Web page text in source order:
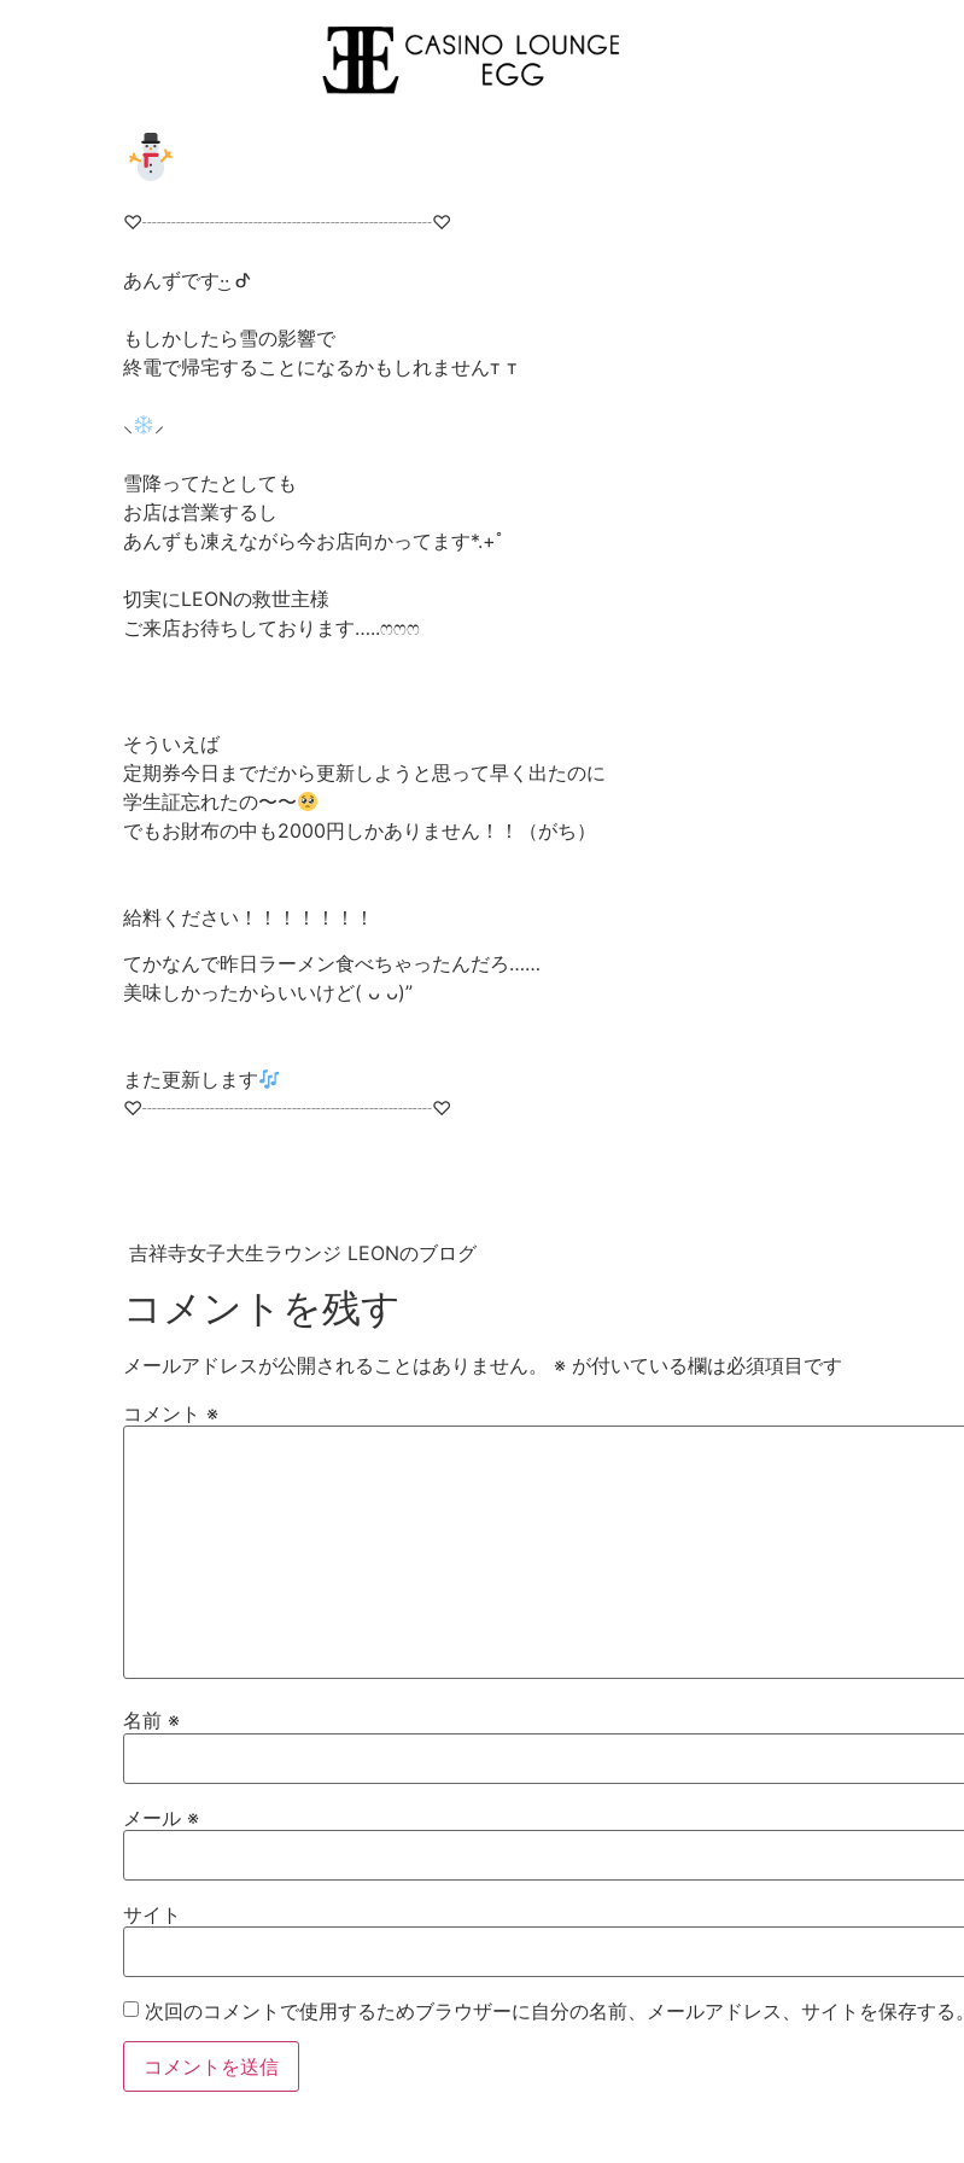
♡┈┈┈┈┈┈┈┈┈┈┈┈┈┈┈♡
あんずです·͜· ︎︎ᕷ
もしかしたら雪の影響で
終電で帰宅することになるかもしれませんт т
⸜ ⸝
雪降ってたとしても
お店は営業するし
あんずも凍えながら今お店向かってます*.+ﾟ
切実にLEONの救世主様
ご来店お待ちしております…..‪ෆ‪‪ෆ‪‪ෆ‪
そういえば
定期券今日までだから更新しようと思って早く出たのに
学生証忘れたの〜〜
でもお財布の中も2000円しかありません！！（がち）
給料ください！！！！！！！
てかなんで昨日ラーメン食べちゃったんだろ……
美味しかったからいいけど( ᴗ ᴗ)”
また更新します
♡┈┈┈┈┈┈┈┈┈┈┈┈┈┈┈♡
吉祥寺女子大生ラウンジ LEONのブログ
コメントを残す
メールアドレスが公開されることはありません。 ※ が付いている欄は必須項目です
コメント ※
名前 ※
メール ※
サイト
次回のコメントで使用するためブラウザーに自分の名前、メールアドレス、サイトを保存する。